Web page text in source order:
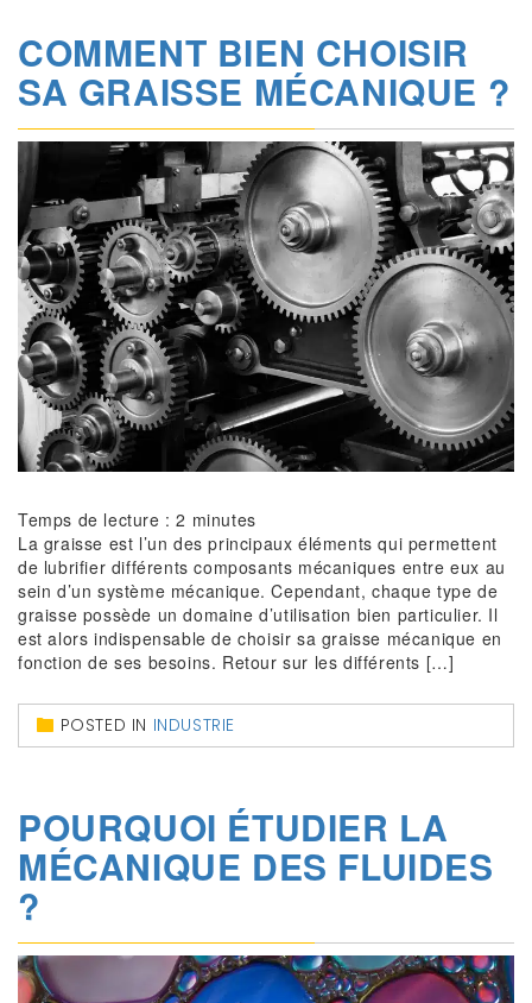
COMMENT BIEN CHOISIR
SA GRAISSE MÉCANIQUE ?
Temps de lecture :2 minutes
La graisse est l’un des principaux éléments qui permettent
de lubrifier différents composants mécaniques entre eux au
sein d’un système mécanique. Cependant, chaque type de
graisse possède un domaine d’utilisation bien particulier. Il
est alors indispensable de choisir sa graisse mécanique en
fonction de ses besoins. Retour sur les différents […]
POSTED IN INDUSTRIE
POURQUOI ÉTUDIER LA
MÉCANIQUE DES FLUIDES
?